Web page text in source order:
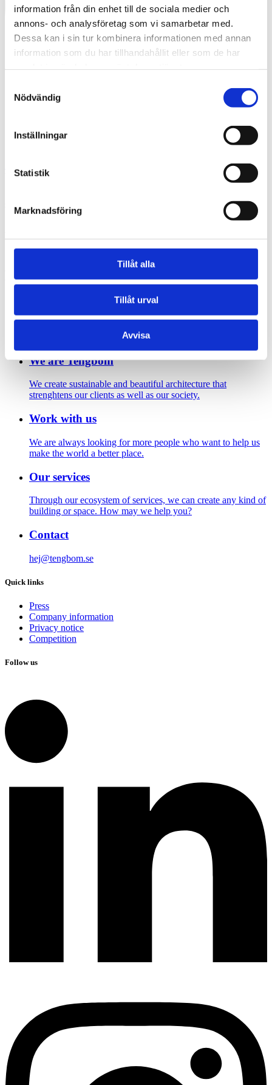
information från din enhet till de sociala medier och
annons- och analysföretag som vi samarbetar med.
Dessa kan i sin tur kombinera informationen med annan
information som du har tillhandahållit eller som de har
Nödvändig
Inställningar
Statistik
Marknadsföring
Tillåt alla
Tillåt urval
Avvisa
What are you looking for?
Search
sopsug_13
Footer
we look forward to hearing from you.
We are Tengbom
We create sustainable and beautiful architecture that
strenghtens our clients as well as our society.
Work with us
We are always looking for more people who want to help us
make the world a better place.
Our services
Through our ecosystem of services, we can create any kind of
building or space. How may we help you?
Contact
hej@tengbom.se
Quick links
Press
Company information
Privacy notice
Competition
Follow us